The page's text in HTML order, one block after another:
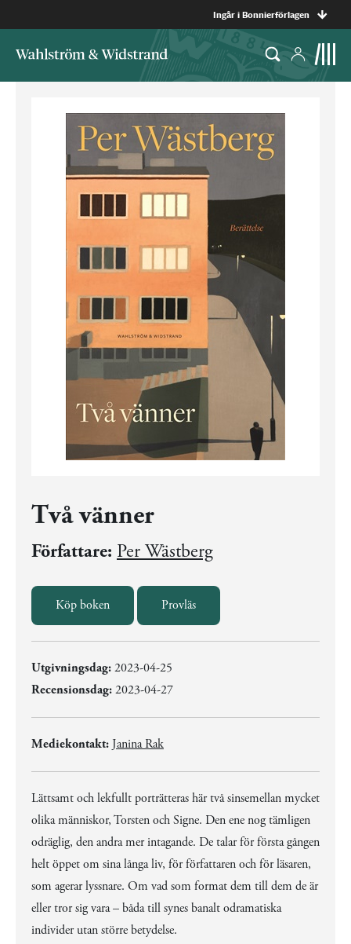
Ingår i Bonnierförlagen
Två vänner
Författare: Per Wästberg
Köp boken Provläs
Utgivningsdag:2023-04-25
Recensionsdag:2023-04-27
Mediekontakt: Janina Rak
Lättsamt och lekfullt porträtteras här två sinsemellan mycket
olika människor, Torsten och Signe. Den ene nog tämligen
odräglig, den andra mer intagande. De talar för första gången
helt öppet om sina långa liv, för författaren och för läsaren,
som agerar lyssnare. Om vad som format dem till dem de är
eller tror sig vara – båda till synes banalt odramatiska
individer utan större betydelse.